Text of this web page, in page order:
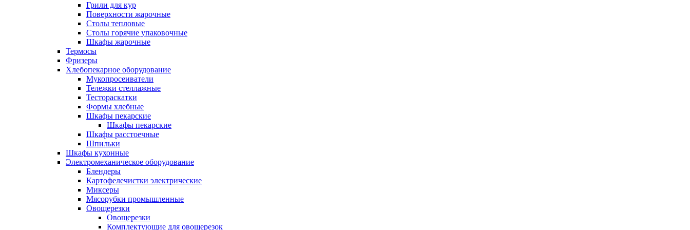
Грили для кур
Поверхности жарочные
Столы тепловые
Столы горячие упаковочные
Шкафы жарочные
Термосы
Фризеры
Хлебопекарное оборудование
Мукопросеиватели
Тележки стеллажные
Тестораскатки
Формы хлебные
Шкафы пекарские
Шкафы пекарские
Шкафы расстоечные
Шпильки
Шкафы кухонные
Электромеханическое оборудование
Блендеры
Картофелечистки электрические
Миксеры
Мясорубки промышленные
Овощерезки
Овощерезки
Комплектующие для овощерезок